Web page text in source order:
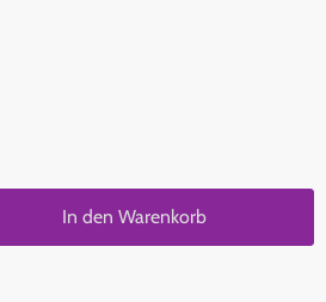
In den Warenkorb